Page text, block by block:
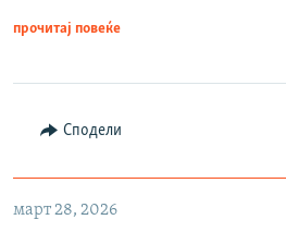
прочитај повеќе
Сподели
март 28, 2026